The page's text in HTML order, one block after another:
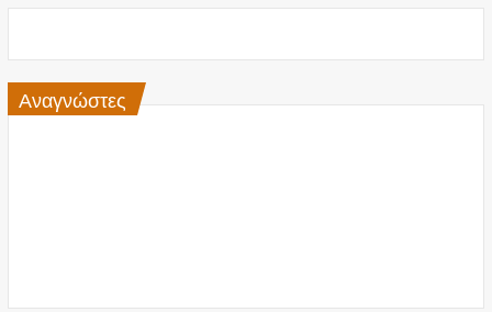
Αναγνώστες